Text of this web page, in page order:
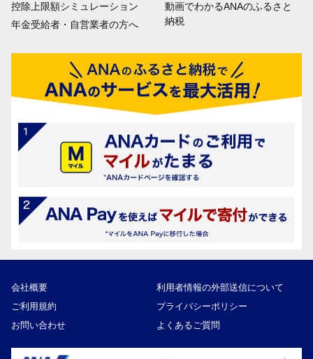
控除上限額シミュレーション
年金受給者・自営業者の方へ
動画でわかるANAのふるさと
納税
会社概要
利用者情報の外部送信について
ご利用規約
プライバシーポリシー
お問い合わせ
よくあるご質問